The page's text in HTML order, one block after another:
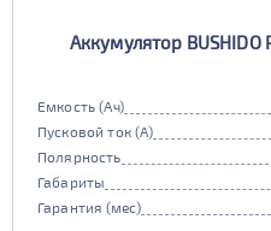
Аккумулятор
Емкость (Ач)
Пусковой ток (А)
Полярность
Габариты
Гарантия (мес)